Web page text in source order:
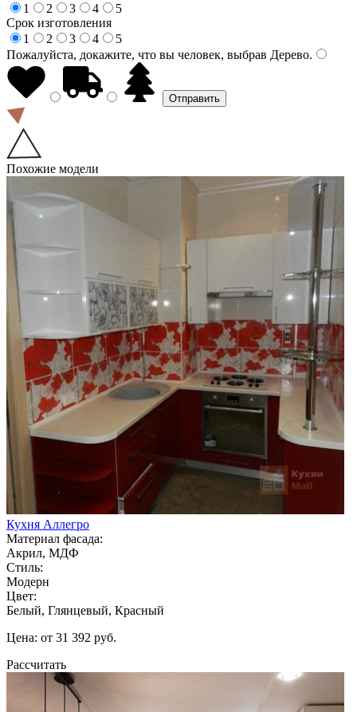
1
2 3 4
5
Срок изготовления
1
2 3 4
5
Пожалуйста, докажите, что вы человек, выбрав Дерево.
Похожие модели
Кухня Аллегро
Материал фасада:
Акрил, МДФ
Стиль:
Модерн
Цвет:
Белый, Глянцевый, Красный
Цена: от 31 392 руб.
Рассчитать